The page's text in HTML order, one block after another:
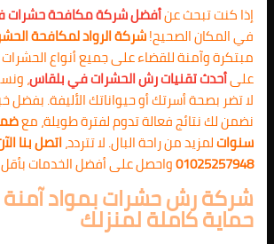
إذا كنت تبحث عنأفضل شركة مكافحة حشرات
في المكان الصحيح!شركة الرواد لمكافحة
مبتكرة وآمنة للقضاء على جميع أنواع
علىأحدث تقنيات رش الحشرات في بلقاس،
لا تضر بصحة أسرتك أو حيواناتك الأليفة. بفضل
نضمن لك نتائج فعالة تدوم لفترة طويلة، مع
سنواتلمزيد من راحة البال. لا تتردد،اتصل بنا
01025257948واحصل على أفضل الخدمات بأقل
شركة رش حشرات بمواد آمنة
حماية كاملة لمنزلك